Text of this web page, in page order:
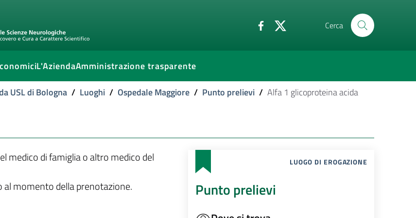
Cerca
L'AziendaAmministrazione trasparente
USL di Bologna / Luoghi / Ospedale Maggiore / Punto prelievi / Alfa 1 glicoproteina acida
medico di famiglia o altro medico del
momento della prenotazione.
LUOGO DI EROGAZIONE
Punto prelievi